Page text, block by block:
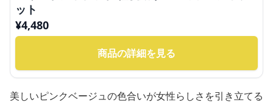
ット
¥4,480
商品の詳細を見る
美しいピンクベージュの色合いが女性らしさを引き立てる